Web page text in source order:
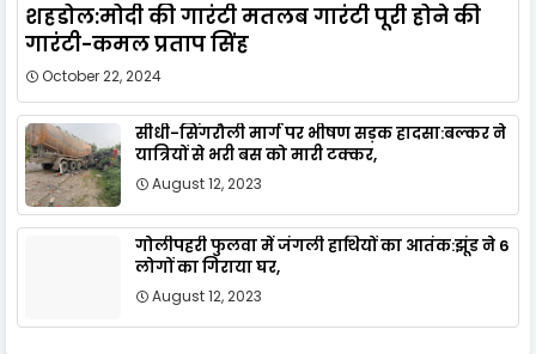
शहडोल:मोदी की गारंटी मतलब गारंटी पूरी होने की
गारंटी-कमल प्रताप सिंह
October 22, 2024
सीधी-सिंगरौली मार्ग पर भीषण सड़क हादसा:बल्कर ने
यात्रियों से भरी बस को मारी टक्कर,
August 12, 2023
गोलीपहरी फुलवा में जंगली हाथियों का आतंक:झूंड ने 6
लोगों का गिराया घर,
August 12, 2023